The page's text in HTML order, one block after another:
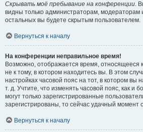
Скрывать моё пребывание на конференции.
видны только администраторам, модераторам
остальных вы будете скрытым пользователем.
Вернуться к началу
На конференции неправильное время!
Возможно, отображается время, относящееся
не к тому, в котором находитесь вы. В этом
настройках часовой пояс на тот, в котором вы
т. д. Учтите, что изменять часовой пояс, как и
могут только зарегистрированные
зарегистрированы, то сейчас удачный момент
Вернуться к началу